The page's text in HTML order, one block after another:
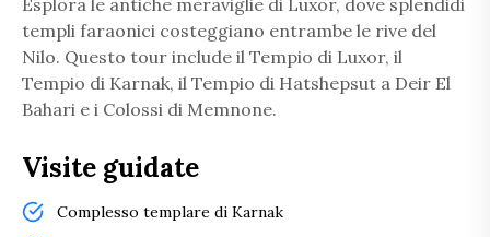
Esplora le antiche meraviglie di Luxor, dove splendidi
templi faraonici costeggiano entrambe le rive del
Nilo. Questo tour include il Tempio di Luxor, il
Tempio di Karnak, il Tempio di Hatshepsut a Deir El
Bahari e i Colossi di Memnone.
Visite guidate
Complesso templare di Karnak